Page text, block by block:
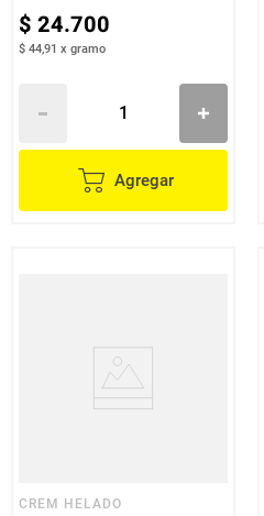
$ 24.700
$ 44,91 x gramo
Agregar
CREM HELADO